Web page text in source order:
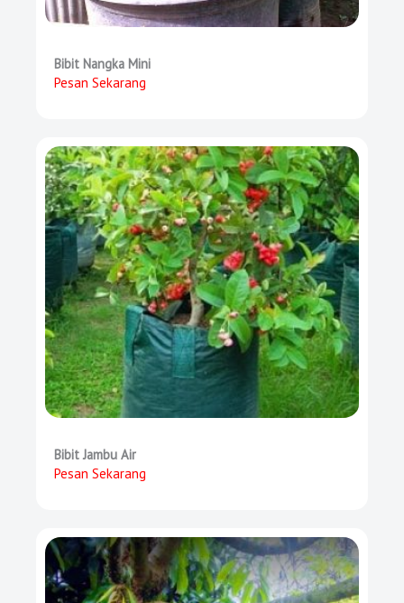
Bibit Nangka Mini
Pesan Sekarang
Bibit Jambu Air
Pesan Sekarang